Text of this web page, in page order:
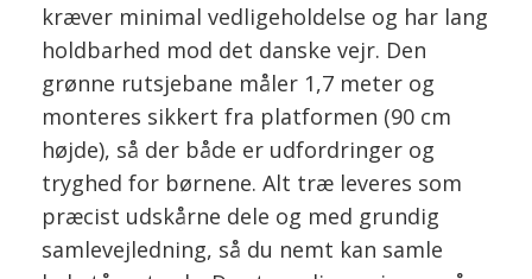
kræver minimal vedligeholdelse og har lang
holdbarhed mod det danske vejr. Den
grønne rutsjebane måler 1,7 meter og
monteres sikkert fra platformen (90 cm
højde), så der både er udfordringer og
tryghed for børnene. Alt træ leveres som
præcist udskårne dele og med grundig
samlevejledning, så du nemt kan samle